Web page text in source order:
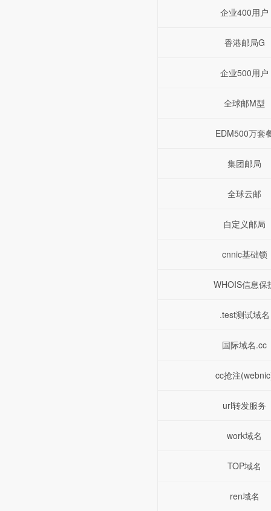
企业400用户
香港邮局G
企业500用户
全球邮M型
EDM500万套
集团邮局
全球云邮
自定义邮局
cnnic基础锁
WHOIS信息保
.test测试域名
国际域名.cc
cc抢注
url转发服务
work域名
TOP域名
ren域名